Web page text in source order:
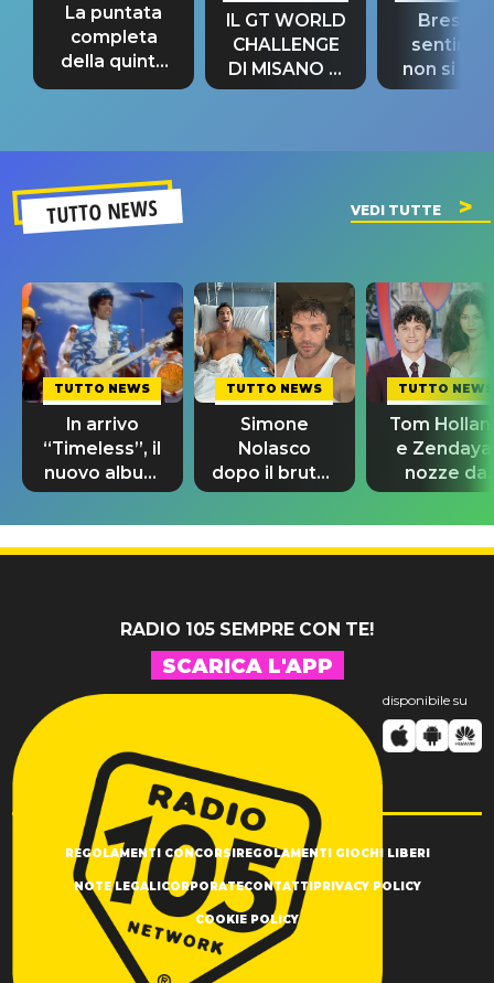
La puntata
completa
della quinta
tappa
IL GT WORLD
CHALLENGE
DI MISANO si
riconferma
Bresh:
non si
fino alla
TUTTO NEWS VEDI TUTTE
TUTTO NEWS
In arrivo
“Timeless”, il
nuovo album
di Prince con
10 brani
inediti
TUTTO NEWS
Simone
Nolasco
dopo il brutto
incidente:
"Sono così
grato alla
TUTTO NEWS
Tom
e
nozze da
580mila
sterline e
300
RADIO 105 SEMPRE CON TE!
SCARICA L'APP
disponibile su
REGOLAMENTI CONCORSIREGOLAMENTI GIOCHI LIBERI
NOTE LEGALICORPORATECONTATTIPRIVACY POLICY
COOKIE POLICY